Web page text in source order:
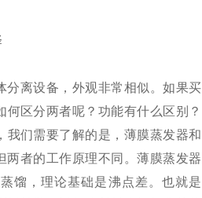
分离设备，外观非常相似。如果买
何区分两者呢？功能有什么区别？
我们需要了解的是，薄膜蒸发器和
两者的工作原理不同。薄膜蒸发器
馏，理论基础是沸点差。 也就是